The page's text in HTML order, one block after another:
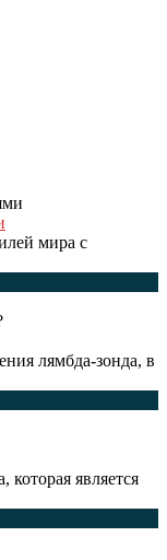
мира с
лямбда-зонда, в
которая является